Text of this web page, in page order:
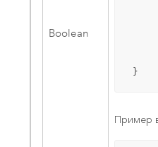
Boolean
}
Пример